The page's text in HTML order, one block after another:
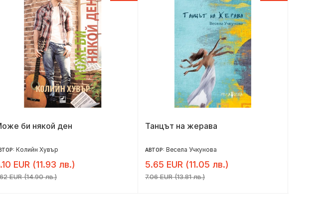
би някой ден
Колийн Хувър
EUR (11.93 лв.)
EUR (14.90 лв.)
Танцът на жерава
АВТОР: Весела Учкунова
5.65 EUR (11.05 лв.)
7.06 EUR (13.81 лв.)